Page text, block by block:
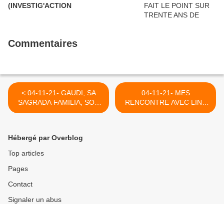
(INVESTIG'ACTION
Commentaires
< 04-11-21- GAUDI, SA
SAGRADA FAMILIA, SON
PARC DE GUË
04-11-21- MES
RENCONTRE AVEC LINE
RENAUD >
Hébergé par Overblog
Top articles
Pages
Contact
Signaler un abus